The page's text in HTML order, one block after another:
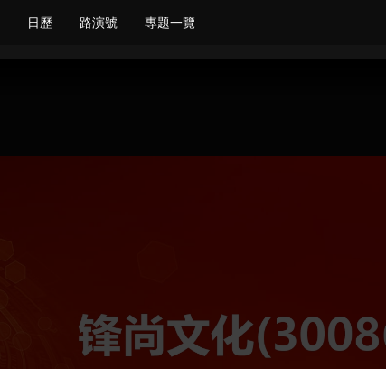
日歷 路演號 專題一覽